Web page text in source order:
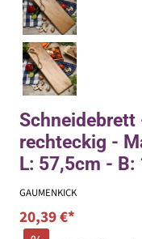
rechteckig -
L: 57,5cm -
GAUMENKICK
20,39 €*